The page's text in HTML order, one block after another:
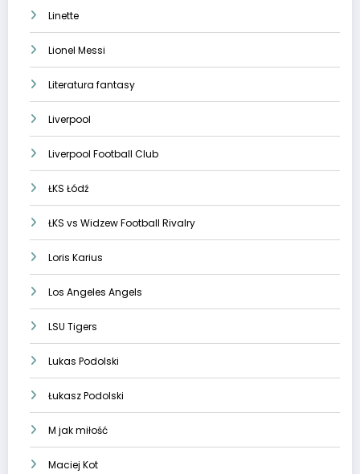
Linette
Lionel Messi
Literatura fantasy
Liverpool
Liverpool Football Club
ŁKS Łódź
ŁKS vs Widzew Football Rivalry
Loris Karius
Los Angeles Angels
LSU Tigers
Lukas Podolski
Łukasz Podolski
M jak miłość
Maciej Kot